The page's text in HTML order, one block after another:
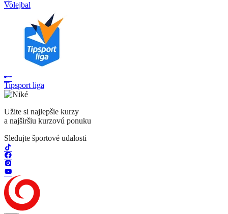
Volejbal
Tipsport liga
Užite si najlepšie kurzy
a najširšiu kurzovú ponuku
Sledujte športové udalosti